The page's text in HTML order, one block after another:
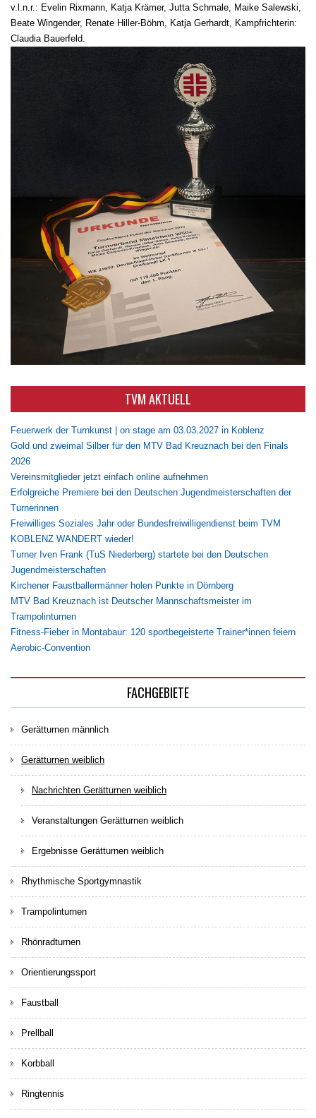
v.l.n.r.: Evelin Rixmann, Katja Krämer, Jutta Schmale, Maike Salewski,
Beate Wingender, Renate Hiller-Böhm, Katja Gerhardt, Kampfrichterin:
Claudia Bauerfeld.
TVM AKTUELL
Feuerwerk der Turnkunst | on stage am 03.03.2027 in Koblenz
Gold und zweimal Silber für den MTV Bad Kreuznach bei den Finals
2026
Vereinsmitglieder jetzt einfach online aufnehmen
Erfolgreiche Premiere bei den Deutschen Jugendmeisterschaften der
Turnerinnen
Freiwilliges Soziales Jahr oder Bundesfreiwilligendienst beim TVM
KOBLENZ WANDERT wieder!
Turner Iven Frank (TuS Niederberg) startete bei den Deutschen
Jugendmeisterschaften
Kirchener Faustballermänner holen Punkte in Dörnberg
MTV Bad Kreuznach ist Deutscher Mannschaftsmeister im
Trampolinturnen
Fitness-Fieber in Montabaur: 120 sportbegeisterte Trainer*innen feiern
Aerobic-Convention
FACHGEBIETE
Gerätturnen männlich
Gerätturnen weiblich
Nachrichten Gerätturnen weiblich
Veranstaltungen Gerätturnen weiblich
Ergebnisse Gerätturnen weiblich
Rhythmische Sportgymnastik
Trampolinturnen
Rhönradturnen
Orientierungssport
Faustball
Prellball
Korbball
Ringtennis